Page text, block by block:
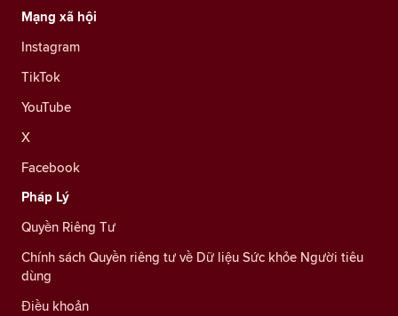
Mạng xã hội
Instagram
TikTok
YouTube
X
Facebook
Pháp Lý
Quyền Riêng Tư
Chính sách Quyền riêng tư về Dữ liệu Sức khỏe Người tiêu
dùng
Điều khoản